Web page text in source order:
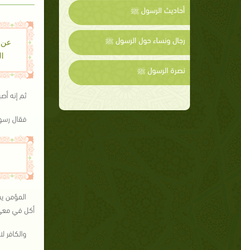
أحاديث الرسول ﷺ
رجال ونساء حول الرسول ﷺ
نصرة الرسول ﷺ
عن
ثم إنه
فقال
المؤمن
أكل في